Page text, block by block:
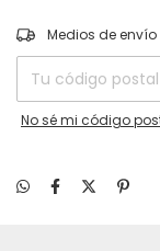
Entregas para el CP:
Medios de envío
No sé mi código